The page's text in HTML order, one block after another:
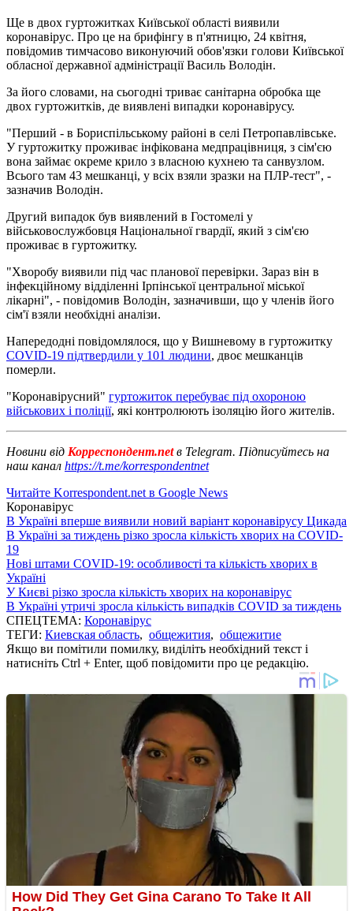
Ще в двох гуртожитках Київської області виявили
коронавірус. Про це на брифінгу в п'ятницю, 24 квітня,
повідомив тимчасово виконуючий обов'язки голови Київської
обласної державної адміністрації Василь Володін.
За його словами, на сьогодні триває санітарна обробка ще
двох гуртожитків, де виявлені випадки коронавірусу.
"Перший - в Бориспільському районі в селі Петропавлівське.
У гуртожитку проживає інфікована медпрацівниця, з сім'єю
вона займає окреме крило з власною кухнею та санвузлом.
Всього там 43 мешканці, у всіх взяли зразки на ПЛР-тест", -
зазначив Володін.
Другий випадок був виявлений в Гостомелі у
військовослужбовця Національної гвардії, який з сім'єю
проживає в гуртожитку.
"Хворобу виявили під час планової перевірки. Зараз він в
інфекційному відділенні Ірпінської центральної міської
лікарні", - повідомив Володін, зазначивши, що у членів його
сім'ї взяли необхідні аналізи.
Напередодні повідомлялося, що у Вишневому в гуртожитку
СOVID-19 підтвердили у 101 людини, двоє мешканців
померли.
"Коронавірусний" гуртожиток перебуває під охороною
військових і поліції, які контролюють ізоляцію його жителів.
Новини від Корреспондент.netв Telegram. Підписуйтесь на
наш канал https://t.me/korrespondentnet
Читайте Korrespondent.net в Google News
Коронавірус
В Україні вперше виявили новий варіант коронавірусу Цикада
В Україні за тиждень різко зросла кількість хворих на COVID-
19
Нові штами COVID-19: особливості та кількість хворих в
Україні
У Києві різко зросла кількість хворих на коронавірус
В Україні утричі зросла кількість випадків COVID за тиждень
СПЕЦТЕМА: Коронавірус
ТЕГИ: Киевская область, общежития, общежитие
Якщо ви помітили помилку, виділіть необхідний текст і
натисніть Ctrl + Enter, щоб повідомити про це редакцію.